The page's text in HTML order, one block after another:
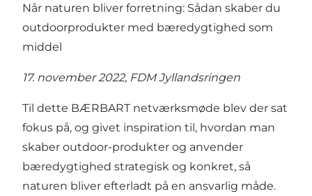
Når naturen bliver forretning: Sådan skaber du
outdoorprodukter med bæredygtighed som
middel
17. november 2022, FDM Jyllandsringen
Til dette BÆRBART netværksmøde blev der sat
fokus på, og givet inspiration til, hvordan man
skaber outdoor-produkter og anvender
bæredygtighed strategisk og konkret, så
naturen bliver efterladt på en ansvarlig måde.